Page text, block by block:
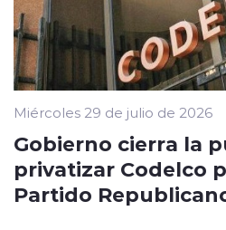
Miércoles 29 de julio de 2026
Gobierno cierra la
privatizar Codelco
Partido